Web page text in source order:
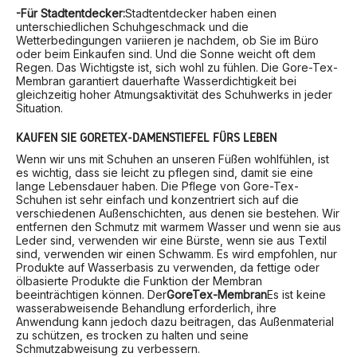
-Für Stadtentdecker:Stadtentdecker haben einen
unterschiedlichen Schuhgeschmack und die
Wetterbedingungen variieren je nachdem, ob Sie im Büro
oder beim Einkaufen sind. Und die Sonne weicht oft dem
Regen. Das Wichtigste ist, sich wohl zu fühlen. Die Gore-Tex-
Membran garantiert dauerhafte Wasserdichtigkeit bei
gleichzeitig hoher Atmungsaktivität des Schuhwerks in jeder
Situation.
KAUFEN SIE GORETEX-DAMENSTIEFEL FÜRS LEBEN
Wenn wir uns mit Schuhen an unseren Füßen wohlfühlen, ist
es wichtig, dass sie leicht zu pflegen sind, damit sie eine
lange Lebensdauer haben. Die Pflege von Gore-Tex-
Schuhen ist sehr einfach und konzentriert sich auf die
verschiedenen Außenschichten, aus denen sie bestehen. Wir
entfernen den Schmutz mit warmem Wasser und wenn sie aus
Leder sind, verwenden wir eine Bürste, wenn sie aus Textil
sind, verwenden wir einen Schwamm. Es wird empfohlen, nur
Produkte auf Wasserbasis zu verwenden, da fettige oder
ölbasierte Produkte die Funktion der Membran
beeinträchtigen können. DerGoreTex-MembranEs ist keine
wasserabweisende Behandlung erforderlich, ihre
Anwendung kann jedoch dazu beitragen, das Außenmaterial
zu schützen, es trocken zu halten und seine
Schmutzabweisung zu verbessern.